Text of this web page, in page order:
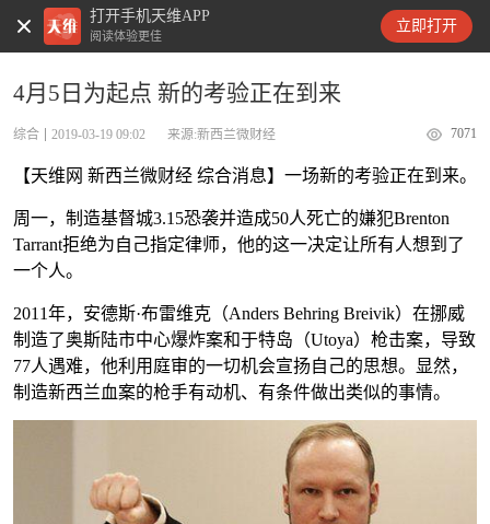
打开手机天维APP
阅读体验更佳
立即打开
天维新闻
4月5日为起点 新的考验正在到来
综合 2019-03-19 09:02 来源:新西兰微财经 7071
【天维网 新西兰微财经 综合消息】一场新的考验正在到来。
周一，制造基督城3.15恐袭并造成50人死亡的嫌犯Brenton
Tarrant拒绝为自己指定律师，他的这一决定让所有人想到了
一个人。
2011年，安德斯·布雷维克（Anders Behring Breivik）在挪威
制造了奥斯陆市中心爆炸案和于特岛（Utoya）枪击案，导致
77人遇难，他利用庭审的一切机会宣扬自己的思想。显然，
制造新西兰血案的枪手有动机、有条件做出类似的事情。